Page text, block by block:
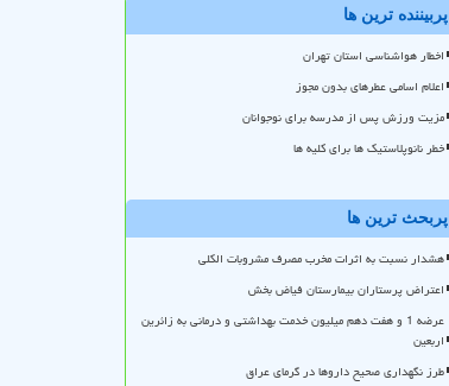
پربیننده ترین ها
اخطار هواشناسی استان تهران
اعلام اسامی عطرهای بدون مجوز
مزیت ورزش پس از مدرسه برای نوجوانان
خطر نانوپلاستیک ها برای کلیه ها
پربحث ترین ها
هشدار نسبت به اثرات مخرب مصرف مشروبات الکلی
اعتراض پرستاران بیمارستان فیاض بخش
عرضه 1 و هفت دهم میلیون خدمت بهداشتی و درمانی به زائرین
اربعین
طرز نگهداری صحیح داروها در گرمای عراق